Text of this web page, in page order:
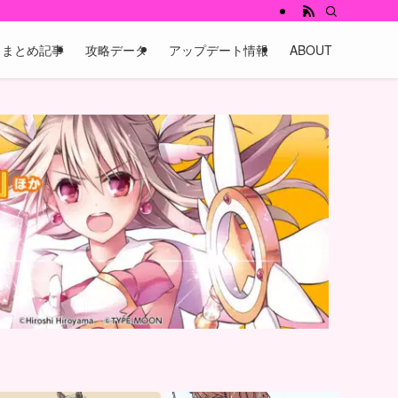
まとめ記事 攻略データ アップデート情報 ABOUT